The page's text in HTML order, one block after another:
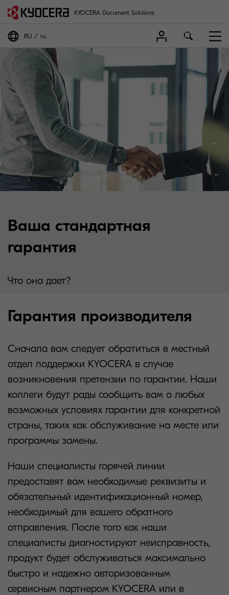
KYOCERA Document Solutions
RU ru
Ваша стандартная
гарантия
Что она дает?
Гарантия производителя
Сначала вам следует обратиться в местный
отдел поддержки KYOCERA в случае
возникновения претензии по гарантии. Наши
коллеги будут рады сообщить вам о любых
возможных условиях гарантии для конкретной
страны, таких как обслуживание на месте или
программы замены.
Наши специалисты горячей линии
предоставят вам необходимые реквизиты и
обязательный идентификационный номер,
необходимый для вашего обратного
отправления. После того как наши
специалисты диагностируют неисправность,
продукт будет обслуживаться максимально
быстро и надежно авторизованным
сервисным партнером KYOCERA или в